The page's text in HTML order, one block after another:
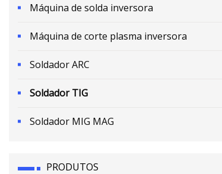
Máquina de solda inversora
Máquina de corte plasma inversora
Soldador ARC
Soldador TIG
Soldador MIG MAG
PRODUTOS